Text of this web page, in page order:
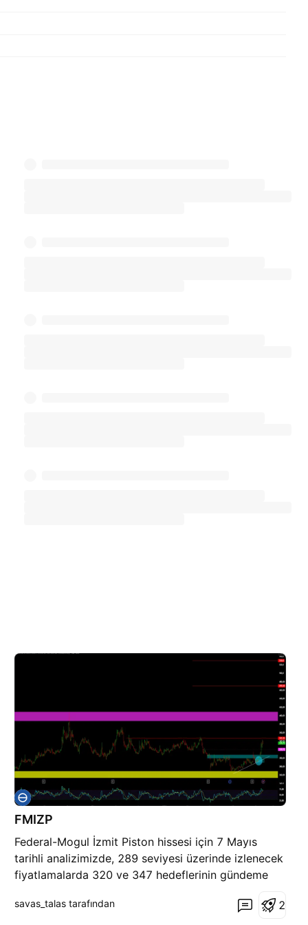
FMIZP
Federal-Mogul İzmit Piston hissesi için 7 Mayıs
tarihli analizimizde, 289 seviyesi üzerinde izlenecek
fiyatlamalarda 320 ve 347 hedeflerinin gündeme
temelinde, hissenin karar bandı üzerinde güçlü bir
savas_talas tarafından 2